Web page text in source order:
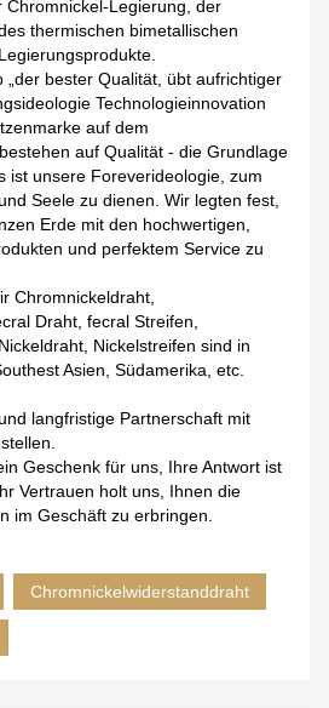
Chromnickel-Legierung, der
thermischen bimetallischen
„der bester Qualität, übt aufrichtiger
Technologieinnovation
auf dem
auf Qualität - die Grundlage
ist unsere Foreverideologie, zum
Seele zu dienen. Wir legten fest,
Erde mit den hochwertigen,
und perfektem Service zu
Chromnickeldraht,
Draht, fecral Streifen,
Nickelstreifen sind in
Asien, Südamerika, etc.
langfristige Partnerschaft mit
Geschenk für uns, Ihre Antwort ist
Vertrauen holt uns, Ihnen die
im Geschäft zu erbringen.
Chromnickelwiderstanddraht